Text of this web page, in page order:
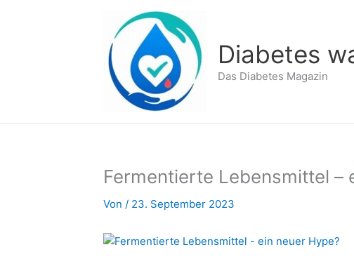
Diabetes
Das Diabetes Magazin
Fermentierte Lebensmittel –
Von / 23. September 2023